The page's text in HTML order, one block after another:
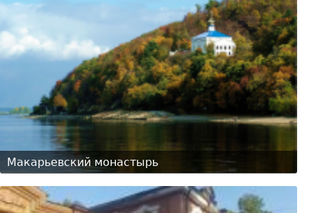
Макарьевский монастырь